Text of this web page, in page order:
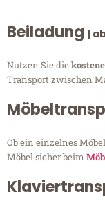
Beiladung |
Nutzen Sie die
Transport zwischen
Ob ein einzelnes
Möbel sicher beim